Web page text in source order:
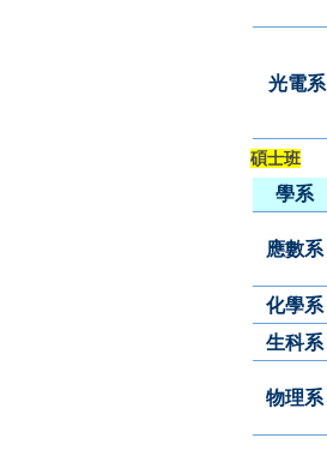
光電系
碩士班
學系
應數系
化學系
生科系
物理系